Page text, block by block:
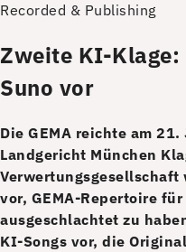
Recorded & Publishing
Zweite KI-Klage:
Suno vor
Die GEMA reichte am
Landgericht München
Verwertungsgesellschaft
vor, GEMA-Repertoire
ausgeschlachtet zu
KI-Songs vor, die